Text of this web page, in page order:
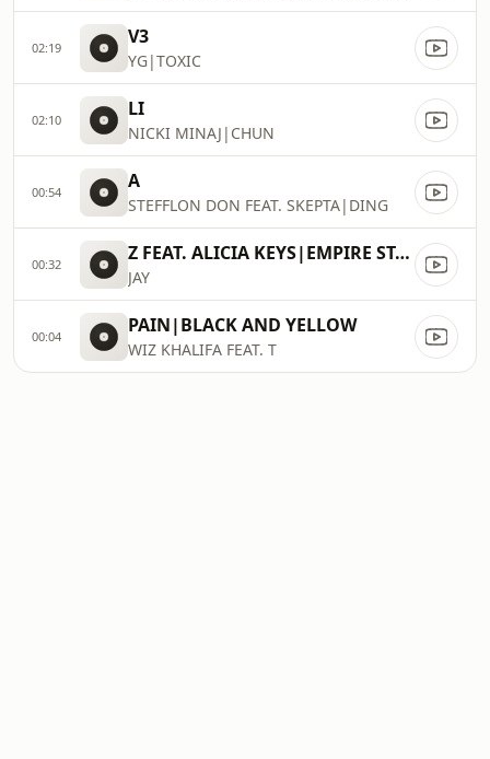
02:19 V3
YG|TOXIC
02:10 LI
NICKI MINAJ|CHUN
00:54 A
STEFFLON DON FEAT. SKEPTA|DING
00:32 Z FEAT. ALICIA KEYS|EMPIRE STATE OF MIND
JAY
00:04 PAIN|BLACK AND YELLOW
WIZ KHALIFA FEAT. T